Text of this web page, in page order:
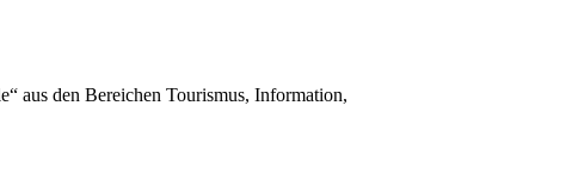
aus den Bereichen Tourismus, Information,